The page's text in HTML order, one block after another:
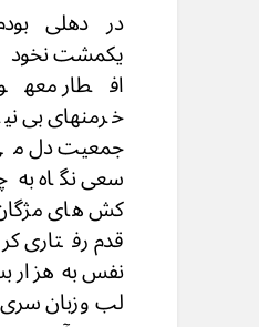
در دهلی
یکمشت
افطار
خرمنهای بی
جمعیت دل
سعی نگاه
کش های
قدم
نفس به هزار
لب وزبان